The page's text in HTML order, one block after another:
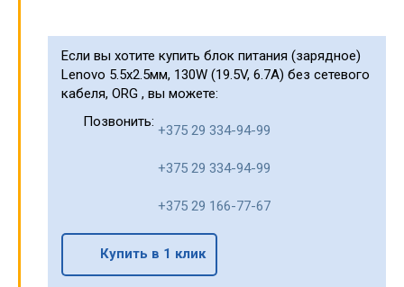
Если вы хотите купить блок питания (зарядное)
Lenovo 5.5x2.5мм, 130W (19.5V, 6.7A) без сетевого
кабеля, ORG , вы можете:
Позвонить:
+375 29 334-94-99
+375 29 334-94-99
+375 29 166-77-67
Купить в 1 клик